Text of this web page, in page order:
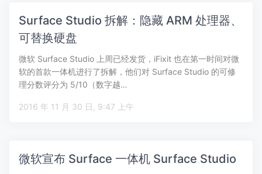
Surface Studio 拆解：隐藏 ARM 处理器、
可替换硬盘
微软 Surface Studio 上周已经发货，iFixit 也在第一时间对微
软的首款一体机进行了拆解，他们对 Surface Studio 的可修
理分数评分为 5/10（数字越…
2016 年 11 月 30 日, 9:47 上午
微软宣布 Surface 一体机 Surface Studio